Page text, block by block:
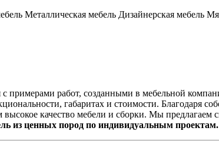
Металлическая мебель Дизайнерская мебель
с примерами работ, созданными в мебельной
габаритах и стоимости. Благодаря
качество мебели и сборки. Мы предлагаем
из ценных пород по индивидуальным проектам.